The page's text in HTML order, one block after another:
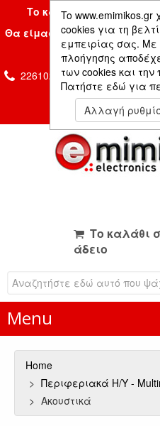
To www.emimikos.gr
cookies για τη
εμπειρίας σας. Με
πλοήγησης
των cookies και την
Πατήστε εδώ για
Αλλαγή
Το κατάστημα μας
Θα είμαστε και πάλι μαζί
Σας ευχόμαστε
2261026435 &
Το καλάθι
άδειο
Menu
Home
Περιφεριακά Η/Υ -
Ακουστικά